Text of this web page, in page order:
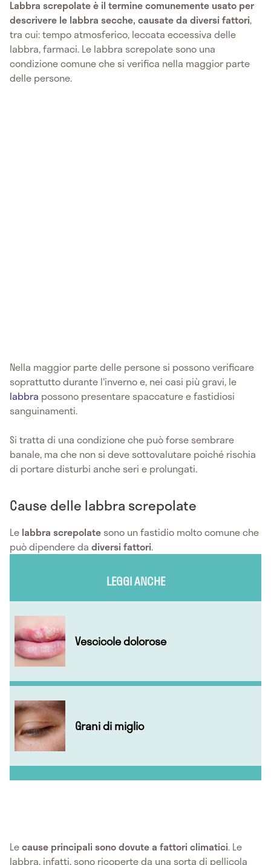
Labbra screpolate è il termine comunemente usato per
descrivere le labbra secche, causate da diversi fattori,
tra cui: tempo atmosferico, leccata eccessiva delle
labbra, farmaci. Le labbra screpolate sono una
condizione comune che si verifica nella maggior parte
delle persone.
Nella maggior parte delle persone si possono verificare
soprattutto durante l'inverno e, nei casi più gravi, le
labbra possono presentare spaccature e fastidiosi
sanguinamenti.
Si tratta di una condizione che può forse sembrare
banale, ma che non si deve sottovalutare poiché rischia
di portare disturbi anche seri e prolungati.
Cause delle labbra screpolate
Le labbra screpolate sono un fastidio molto comune che
può dipendere da diversi fattori.
LEGGI ANCHE
Vescicole dolorose
Grani di miglio
Lecause principali sono dovute a fattori climatici. Le
labbra, infatti, sono ricoperte da una sorta di pellicola